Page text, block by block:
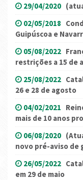
29/04/2020
02/05/2018
Guipúscoa e
05/08/2022
restrições a 15 de
25/08/2022
26 e 28 de agosto
04/02/2021
mais de 10 anos
06/08/2020
novo pré-aviso de
26/05/2022
em 29 de maio